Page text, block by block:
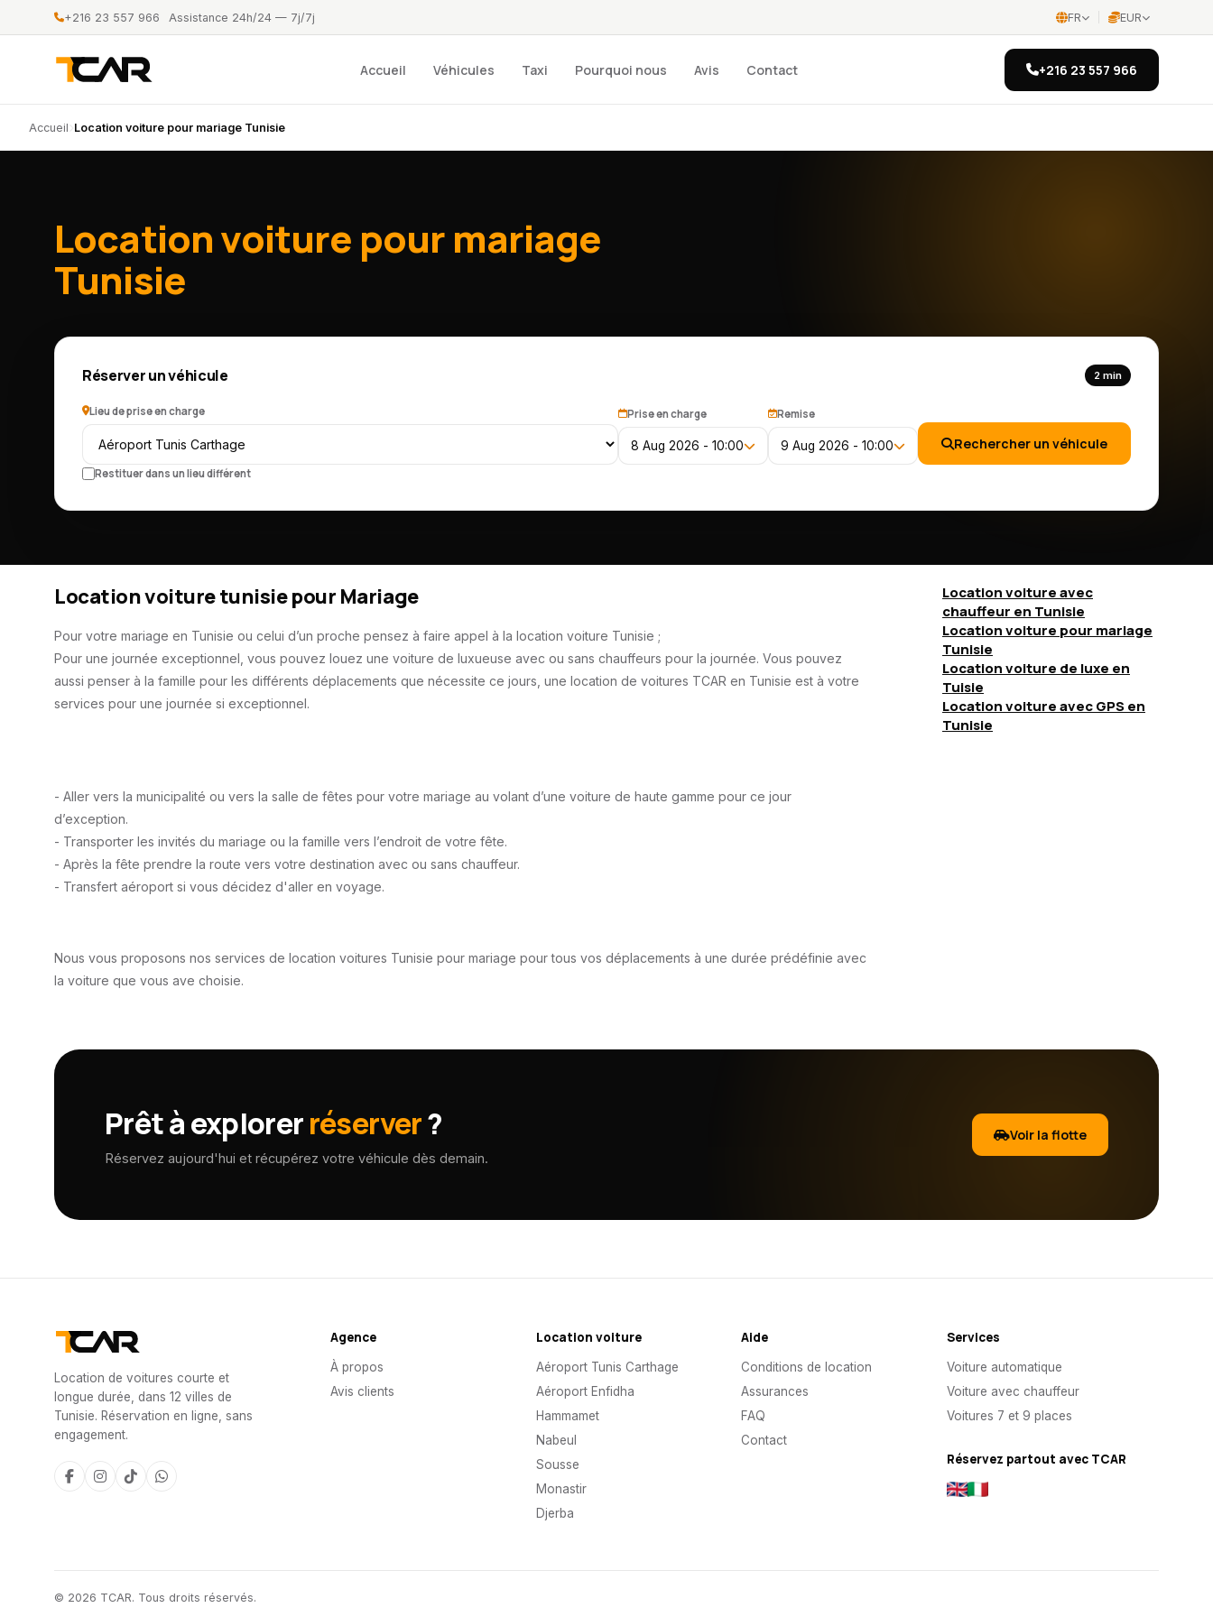
+216 23 557 966 Assistance 24h/24 — 7j/7j FR EUR
Accueil Véhicules Taxi Pourquoi nous Avis Contact +216 23 557 966
Accueil Location voiture pour mariage Tunisie
Location voiture pour mariage
Tunisie
Réserver un véhicule 2 min
Lieu de prise en charge
Restituer dans un lieu différent
Prise en charge
8 Aug 2026 - 10:00
Remise
9 Aug 2026 - 10:00 Rechercher un véhicule
Location voiture tunisie pour Mariage
Pour votre mariage en Tunisie ou celui d’un proche pensez à faire appel à la location voiture Tunisie ;
Pour une journée exceptionnel, vous pouvez louez une voiture de luxueuse avec ou sans chauffeurs pour la journée. Vous pouvez
aussi penser à la famille pour les différents déplacements que nécessite ce jours, une location de voitures TCAR en Tunisie est à votre
services pour une journée si exceptionnel.
- Aller vers la municipalité ou vers la salle de fêtes pour votre mariage au volant d’une voiture de haute gamme pour ce jour
d’exception.
- Transporter les invités du mariage ou la famille vers l’endroit de votre fête.
- Après la fête prendre la route vers votre destination avec ou sans chauffeur.
- Transfert aéroport si vous décidez d'aller en voyage.
Nous vous proposons nos services de location voitures Tunisie pour mariage pour tous vos déplacements à une durée prédéfinie avec
la voiture que vous ave choisie.
Location voiture avec
chauffeur en Tunisie
Location voiture pour mariage
Tunisie
Location voiture de luxe en
Tuisie
Location voiture avec GPS en
Tunisie
Prêt à explorerréserver?
Réservez aujourd'hui et récupérez votre véhicule dès demain.
Voir la flotte
Location de voitures courte et
longue durée, dans 12 villes de
Tunisie. Réservation en ligne, sans
engagement.
Agence
À propos
Avis clients
Location voiture
Aéroport Tunis Carthage
Aéroport Enfidha
Hammamet
Nabeul
Sousse
Monastir
Djerba
Aide
Conditions de location
Assurances
FAQ
Contact
Services
Voiture automatique
Voiture avec chauffeur
Voitures 7 et 9 places
Réservez partout avec TCAR
© 2026 TCAR. Tous droits réservés.